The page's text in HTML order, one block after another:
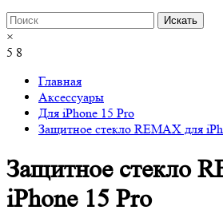
×
5 8
Главная
Аксессуары
Для iPhone 15 Pro
Защитное стекло REMAX для
Защитное стекло
iPhone 15 Pro